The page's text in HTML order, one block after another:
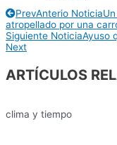
PrevAnterio Noticia
atropellado por una
Siguiente NoticiaAyuso
Next
ARTÍCULOS
clima y tiempo